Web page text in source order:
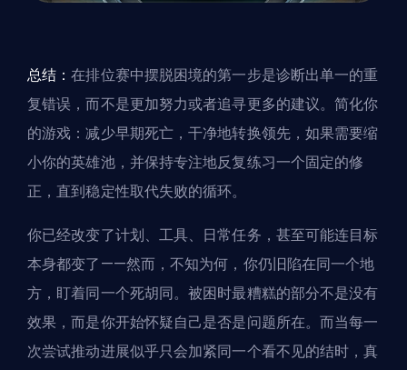
总结：在排位赛中摆脱困境的第一步是诊断出单一的重
复错误，而不是更加努力或者追寻更多的建议。简化你
的游戏：减少早期死亡，干净地转换领先，如果需要缩
小你的英雄池，并保持专注地反复练习一个固定的修
正，直到稳定性取代失败的循环。
你已经改变了计划、工具、日常任务，甚至可能连目标
本身都变了——然而，不知为何，你仍旧陷在同一个地
方，盯着同一个死胡同。被困时最糟糕的部分不是没有
效果，而是你开始怀疑自己是否是问题所在。而当每一
次尝试推动进展似乎只会加紧同一个看不见的结时，真